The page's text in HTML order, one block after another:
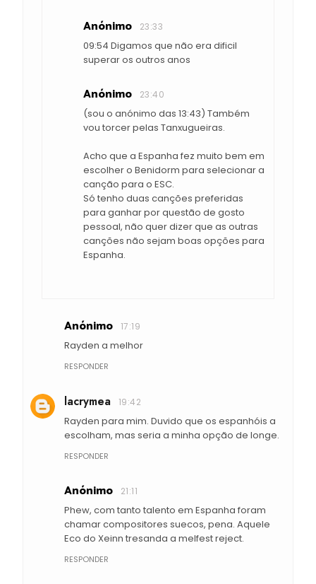
Anónimo 23:33
09:54 Digamos que não era dificil
superar os outros anos
Anónimo 23:40
(sou o anónimo das 13:43) Também
vou torcer pelas Tanxugueiras.
Acho que a Espanha fez muito bem em
escolher o Benidorm para selecionar a
canção para o ESC.
Só tenho duas canções preferidas
para ganhar por questão de gosto
pessoal, não quer dizer que as outras
canções não sejam boas opções para
Espanha.
Anónimo 17:19
Rayden a melhor
RESPONDER
lacrymea 19:42
Rayden para mim. Duvido que os espanhóis a
escolham, mas seria a minha opção de longe.
RESPONDER
Anónimo 21:11
Phew, com tanto talento em Espanha foram
chamar compositores suecos, pena. Aquele
Eco do Xeinn tresanda a melfest reject.
RESPONDER